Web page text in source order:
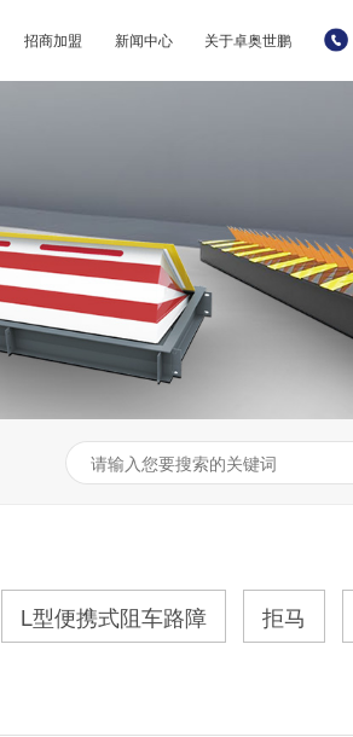
招商加盟 新闻中心 关于卓奥世鹏
L型便携式阻车路障 拒马